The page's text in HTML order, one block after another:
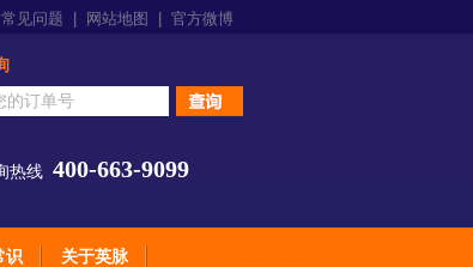
常见问题 网站地图 官方微博
热线 400-663-9099
识 关于英脉